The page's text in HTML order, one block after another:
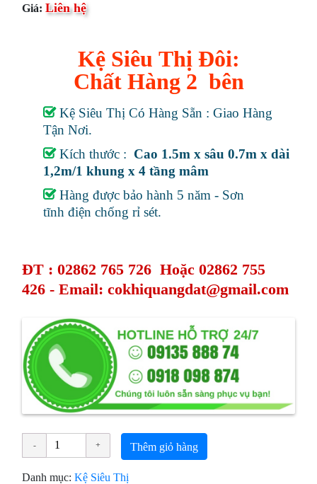
Giá: Liên hệ
Kệ Siêu Thị Đôi:
Chất Hàng 2 bên
Kệ Siêu Thị Có Hàng Sẵn : Giao Hàng
Tận Nơi.
Kích thước : Cao 1.5m x sâu 0.7m x dài
1,2m/1 khung x 4 tầng mâm
Hàng được bảo hành 5 năm - Sơn
tĩnh điện chống rỉ sét.
ÐT : 02862 765 726 Hoặc 02862 755
426 - Email:cokhiquangdat@gmail.com
Thêm giỏ hàng
Danh mục:Kệ Siêu Thị